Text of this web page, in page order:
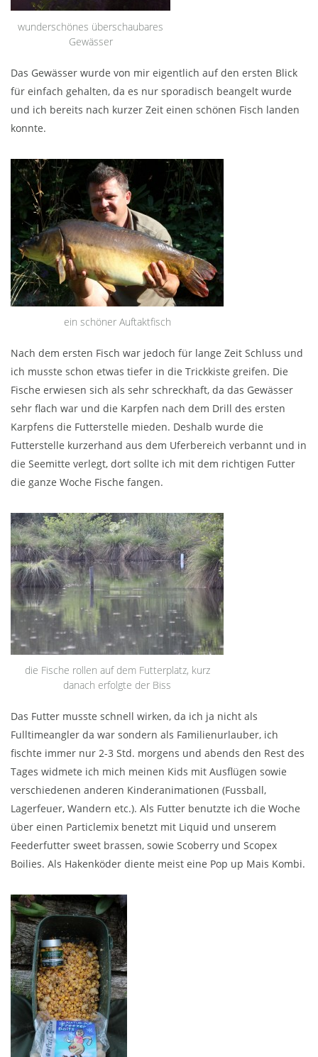
wunderschönes überschaubares
Gewässer
Das Gewässer wurde von mir eigentlich auf den ersten Blick
für einfach gehalten, da es nur sporadisch beangelt wurde
und ich bereits nach kurzer Zeit einen schönen Fisch landen
konnte.
ein schöner Auftaktfisch
Nach dem ersten Fisch war jedoch für lange Zeit Schluss und
ich musste schon etwas tiefer in die Trickkiste greifen. Die
Fische erwiesen sich als sehr schreckhaft, da das Gewässer
sehr flach war und die Karpfen nach dem Drill des ersten
Karpfens die Futterstelle mieden. Deshalb wurde die
Futterstelle kurzerhand aus dem Uferbereich verbannt und in
die Seemitte verlegt, dort sollte ich mit dem richtigen Futter
die ganze Woche Fische fangen.
die Fische rollen auf dem Futterplatz, kurz
danach erfolgte der Biss
Das Futter musste schnell wirken, da ich ja nicht als
Fulltimeangler da war sondern als Familienurlauber, ich
fischte immer nur 2-3 Std. morgens und abends den Rest des
Tages widmete ich mich meinen Kids mit Ausflügen sowie
verschiedenen anderen Kinderanimationen (Fussball,
Lagerfeuer, Wandern etc.). Als Futter benutzte ich die Woche
über einen Particlemix benetzt mit Liquid und unserem
Feederfutter sweet brassen, sowie Scoberry und Scopex
Boilies. Als Hakenköder diente meist eine Pop up Mais Kombi.